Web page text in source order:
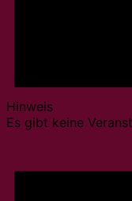
Hinweis
Es gibt keine